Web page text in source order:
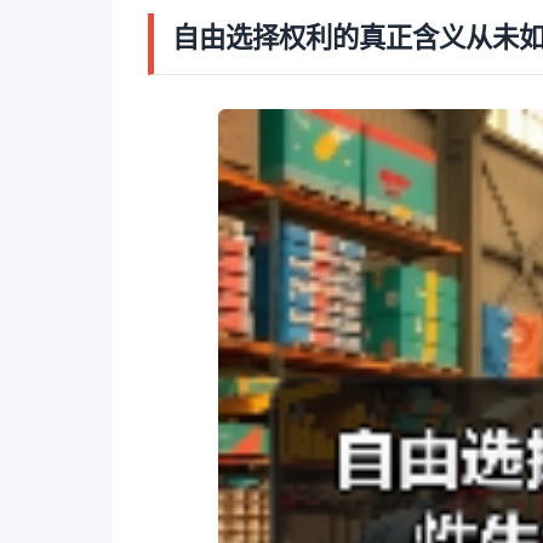
自由选择权利的真正含义从未